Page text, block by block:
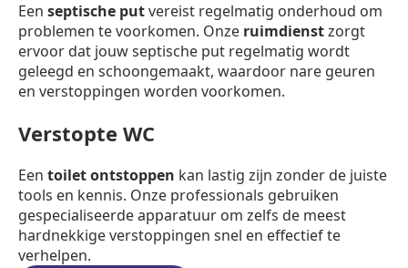
Een septische putvereist regelmatig onderhoud om
problemen te voorkomen. Onze ruimdienstzorgt
ervoor dat jouw septische put regelmatig wordt
geleegd en schoongemaakt, waardoor nare geuren
en verstoppingen worden voorkomen.
Verstopte WC
Een toilet ontstoppen kan lastig zijn zonder de juiste
tools en kennis. Onze professionals gebruiken
gespecialiseerde apparatuur om zelfs de meest
hardnekkige verstoppingen snel en effectief te
verhelpen.